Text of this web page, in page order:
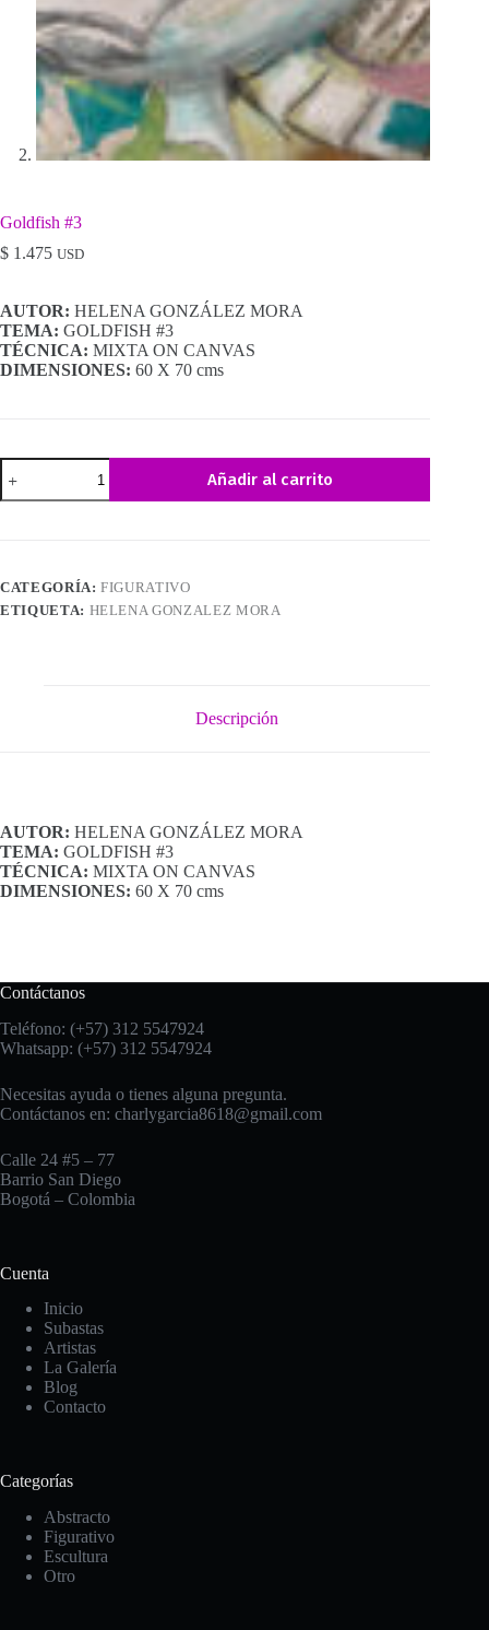
Goldfish #3
$ 1.475 USD
AUTOR: HELENA GONZÁLEZ MORA
TEMA: GOLDFISH #3
TÉCNICA: MIXTA ON CANVAS
DIMENSIONES: 60 X 70 cms
Goldfish
#3
cantidad
Añadir al carrito
CATEGORÍA:FIGURATIVO
ETIQUETA: HELENA GONZALEZ MORA
Descripción
AUTOR: HELENA GONZÁLEZ MORA
TEMA: GOLDFISH #3
TÉCNICA: MIXTA ON CANVAS
DIMENSIONES: 60 X 70 cms
Contáctanos
Teléfono: (+57) 312 5547924
Whatsapp: (+57) 312 5547924
Necesitas ayuda o tienes alguna pregunta.
Contáctanos en: charlygarcia8618@gmail.com
Calle 24 #5 – 77
Barrio San Diego
Bogotá – Colombia
Cuenta
Inicio
Subastas
Artistas
La Galería
Blog
Contacto
Categorías
Abstracto
Figurativo
Escultura
Otro